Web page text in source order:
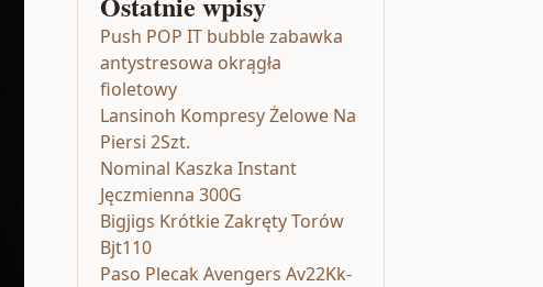
Push POP IT bubble zabawka
antystresowa okrągła
fioletowy
Lansinoh Kompresy Żelowe Na
Piersi 2Szt.
Nominal Kaszka Instant
Jęczmienna 300G
Bigjigs Krótkie Zakręty Torów
Bjt110
Paso Plecak Avengers Av22Kk-